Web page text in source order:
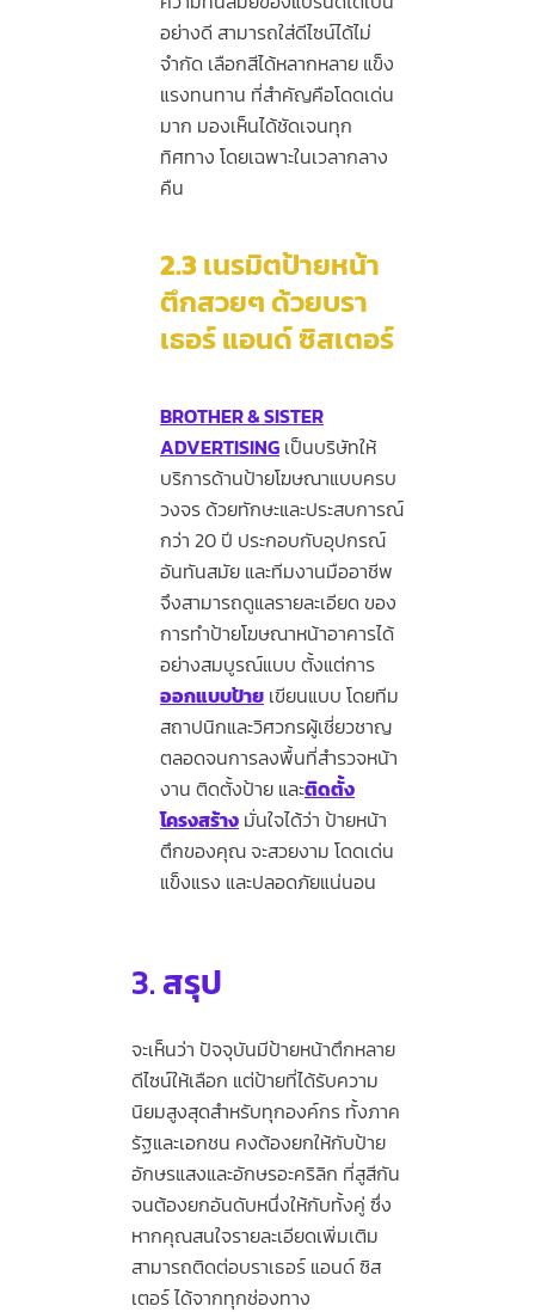
อย่างดี สามารถใส่ดีไซน์ได้ไม่
จำกัด เลือกสีได้หลากหลาย แข็ง
แรงทนทาน ที่สำคัญคือโดดเด่น
มาก มองเห็นได้ชัดเจนทุก
ทิศทาง โดยเฉพาะในเวลากลาง
คืน
2.3เนรมิตป้ายหน้า
ตึกสวยๆ ด้วยบรา
เธอร์ แอนด์ ซิสเตอร์
BROTHER & SISTER
ADVERTISING เป็นบริษัทให้
บริการด้านป้ายโฆษณาแบบครบ
วงจร ด้วยทักษะและประสบการณ์
กว่า 20 ปี ประกอบกับอุปกรณ์
อันทันสมัย และทีมงานมืออาชีพ
จึงสามารถดูแลรายละเอียด ของ
การทำป้ายโฆษณาหน้าอาคารได้
อย่างสมบูรณ์แบบ ตั้งแต่การ
ออกแบบป้าย เขียนแบบ โดยทีม
สถาปนิกและวิศวกรผู้เชี่ยวชาญ
ตลอดจนการลงพื้นที่สำรวจหน้า
งาน ติดตั้งป้าย และติดตั้ง
โครงสร้าง มั่นใจได้ว่า ป้ายหน้า
ตึกของคุณ จะสวยงาม โดดเด่น
แข็งแรง และปลอดภัยแน่นอน
3.สรุป
จะเห็นว่า ปัจจุบันมีป้ายหน้าตึกหลาย
ดีไซน์ให้เลือก แต่ป้ายที่ได้รับความ
นิยมสูงสุดสำหรับทุกองค์กร ทั้งภาค
รัฐและเอกชน คงต้องยกให้กับป้าย
อักษรแสงและอักษรอะคริลิก ที่สูสีกัน
จนต้องยกอันดับหนึ่งให้กับทั้งคู่ ซึ่ง
หากคุณสนใจรายละเอียดเพิ่มเติม
สามารถติดต่อบราเธอร์ แอนด์ ซิส
เตอร์ ได้จากทุกช่องทาง